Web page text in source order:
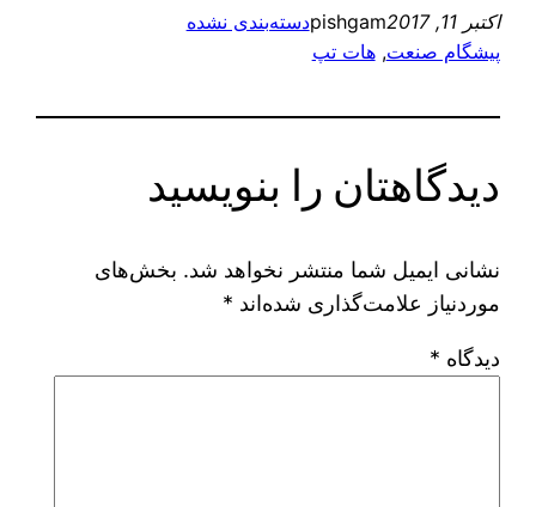
اکتبر 11, 2017 pishgamدسته‌بندی نشده
پیشگام صنعت, هات تپ
دیدگاهتان را بنویسید
نشانی ایمیل شما منتشر نخواهد شد. بخش‌های
موردنیاز علامت‌گذاری شده‌اند *
دیدگاه *